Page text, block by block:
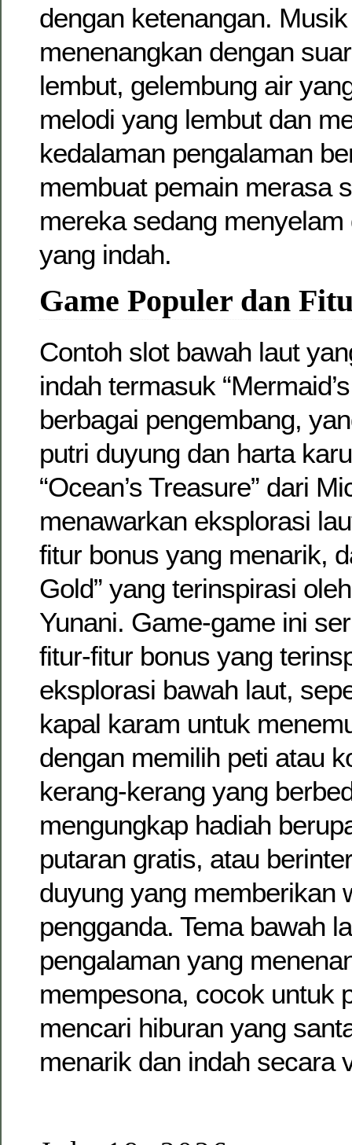
dengan ketenangan.
menenangkan dengan
lembut, gelembung air
melodi yang lembut dan
kedalaman pengalaman
membuat pemain merasa
mereka sedang
yang indah.
Game Populer dan
Contoh slot bawah laut
indah termasuk
berbagai pengembang,
putri duyung dan harta
“Ocean’s Treasure” dari
menawarkan eksplorasi
fitur bonus yang menarik,
Gold” yang terinspirasi
Yunani. Game-game ini
fitur-fitur bonus yang
eksplorasi bawah laut,
kapal karam untuk
dengan memilih peti atau
kerang-kerang yang
mengungkap hadiah
putaran gratis, atau
duyung yang memberikan
pengganda. Tema bawah
pengalaman yang
mempesona, cocok untuk
mencari hiburan yang
menarik dan indah secara